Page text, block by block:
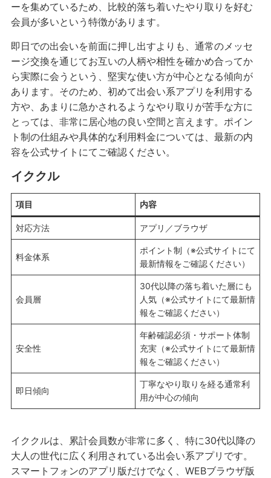
ーを集めているため、比較的落ち着いたやり取りを好む
会員が多いという特徴があります。
即日での出会いを前面に押し出すよりも、通常のメッセ
ージ交換を通じてお互いの人柄や相性を確かめ合ってか
ら実際に会うという、堅実な使い方が中心となる傾向が
あります。そのため、初めて出会い系アプリを利用する
方や、あまりに急かされるようなやり取りが苦手な方に
とっては、非常に居心地の良い空間と言えます。ポイン
ト制の仕組みや具体的な利用料金については、最新の内
容を公式サイトにてご確認ください。
イククル
項目 内容
対応方法 アプリ／ブラウザ
料金体系
ポイント制（※公式サイトにて
最新情報をご確認ください）
会員層
30代以降の落ち着いた層にも
人気（※公式サイトにて最新情
報をご確認ください）
安全性
年齢確認必須・サポート体制
充実（※公式サイトにて最新情
報をご確認ください）
即日傾向
丁寧なやり取りを経る通常利
用が中心の傾向
イククルは、累計会員数が非常に多く、特に30代以降の
大人の世代に広く利用されている出会い系アプリです。
スマートフォンのアプリ版だけでなく、WEBブラウザ版